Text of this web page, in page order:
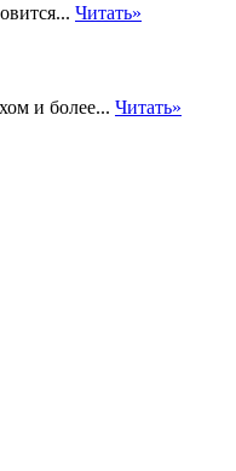
Читать»
и более... Читать»